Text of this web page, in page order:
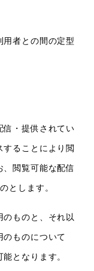
者との間の定型
信・提供されてい
することにより閲
、閲覧可能な配信
とします。
ものと、それ以
のものについて
となります。